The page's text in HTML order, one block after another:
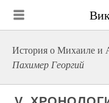
История о Михаиле и
Пахимер Георгий